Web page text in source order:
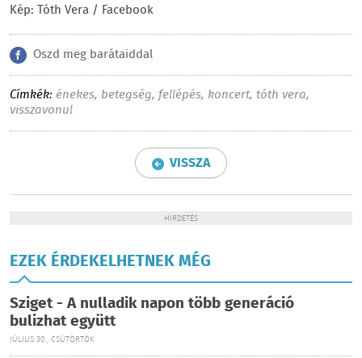
Kép: Tóth Vera / Facebook
Oszd meg barátaiddal
Címkék: énekes, betegség,fellépés, koncert, tóth vera,
visszavonul
VISSZA
HIRDETÉS
EZEK ÉRDEKELHETNEK MÉG
Sziget - A nulladik napon több generáció
bulizhat együtt
JÚLIUS 30., CSÜTÖRTÖK